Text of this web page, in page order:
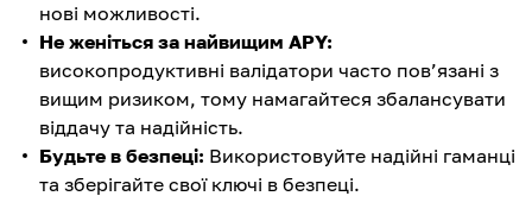
нові можливості.
Не женіться за найвищим APY:
високопродуктивні валідатори часто пов’язані з
вищим ризиком, тому намагайтеся збалансувати
віддачу та надійність.
Будьте в безпеці: Використовуйте надійні гаманці
та зберігайте свої ключі в безпеці.